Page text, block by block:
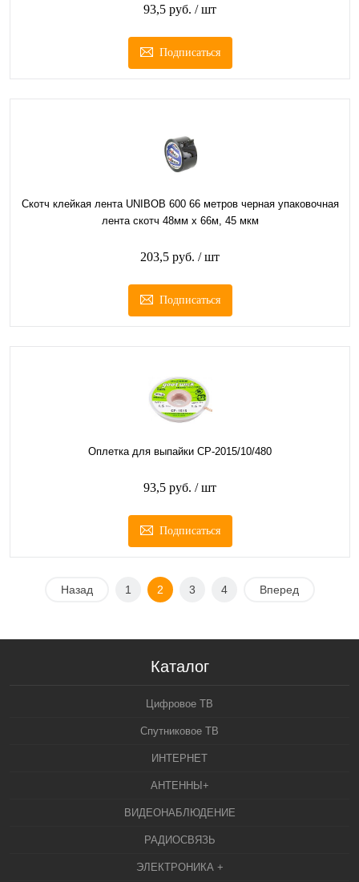
93,5 руб. / шт
Подписаться
Скотч клейкая лента UNIBOB 600 66 метров черная упаковочная
лента скотч 48мм х 66м, 45 мкм
203,5 руб. / шт
Подписаться
Оплетка для выпайки CP-2015/10/480
93,5 руб. / шт
Подписаться
Назад 1 2 3 4 Вперед
Каталог
Цифровое ТВ
Спутниковое ТВ
ИНТЕРНЕТ
АНТЕННЫ+
ВИДЕОНАБЛЮДЕНИЕ
РАДИОСВЯЗЬ
ЭЛЕКТРОНИКА +